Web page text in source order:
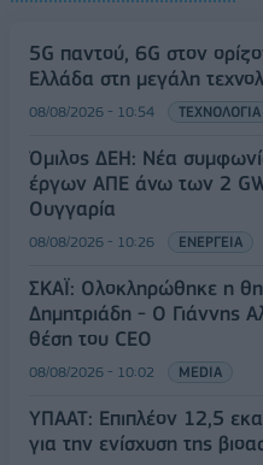
5G παντού, 6G στον
Ελλάδα στη μεγάλη
08/08/2026 - 10:54 ΤΕΧΝΟΛΟΓΙΑ
Όμιλος ΔΕΗ: Νέα
έργων ΑΠΕ άνω των 2
Ουγγαρία
08/08/2026 - 10:26 ΕΝΕΡΓΕΙΑ
ΣΚΑΪ: Ολοκληρώθηκε η
Δημητριάδη - Ο Γιάννης
θέση του CEO
08/08/2026 - 10:02 MEDIA
ΥΠΑΑΤ: Επιπλέον 12,5
για την ενίσχυση της